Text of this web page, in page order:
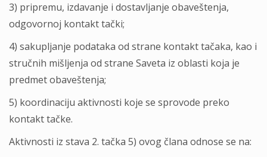
3) pripremu, izdavanje i dostavljanje obaveštenja,
odgovornoj kontakt tački;
4) sakupljanje podataka od strane kontakt tačaka, kao i
stručnih mišljenja od strane Saveta iz oblasti koja je
predmet obaveštenja;
5) koordinaciju aktivnosti koje se sprovode preko
kontakt tačke.
Aktivnosti iz stava 2. tačka 5) ovog člana odnose se na: